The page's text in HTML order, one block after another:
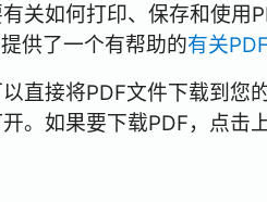
关如何打印、保存和使用
供了一个有帮助的有关
直接将PDF文件下载到您
。如果要下载PDF，点击